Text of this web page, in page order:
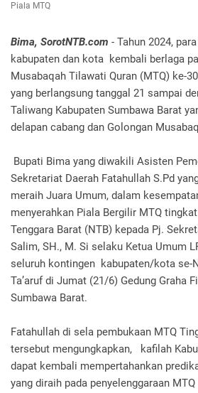
Piala MTQ
Bima, SorotNTB.com - Tahun 2024,
kabupaten dan kota kembali berlaga
Musabaqah Tilawati Quran (MTQ) ke-
yang berlangsung tanggal 21 sampai
Taliwang Kabupaten Sumbawa Barat
delapan cabang dan Golongan
Bupati Bima yang diwakili Asisten
Sekretariat Daerah Fatahullah S.Pd
meraih Juara Umum, dalam
menyerahkan Piala Bergilir MTQ
Tenggara Barat (NTB) kepada Pj.
Salim, SH., M. Si selaku Ketua Umum
seluruh kontingen kabupaten/kota se-
Ta’aruf di Jumat (21/6) Gedung Graha
Sumbawa Barat.
Fatahullah di sela pembukaan MTQ
tersebut mengungkapkan, kafilah
dapat kembali mempertahankan
yang diraih pada penyelenggaraan